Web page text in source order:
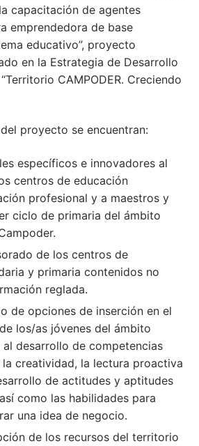
capacitación de agentes
emprendedora de base
educativo”, proyecto
en la Estrategia de Desarrollo
CAMPODER. Creciendo
proyecto se encuentran:
específicos e innovadores al
centros de educación
profesional y a maestros y
ciclo de primaria del ámbito
de los centros de
y primaria contenidos no
reglada.
de opciones de inserción en el
los/as jóvenes del ámbito
desarrollo de competencias
creatividad, la lectura proactiva
de actitudes y aptitudes
como las habilidades para
una idea de negocio.
de los recursos del territorio